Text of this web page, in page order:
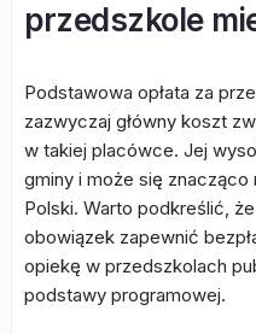
przedszkole
Podstawowa opłata za
zazwyczaj główny koszt
w takiej placówce. Jej
gminy i może się
Polski. Warto podkreślić,
obowiązek zapewnić
opiekę w przedszkolach
podstawy programowej.